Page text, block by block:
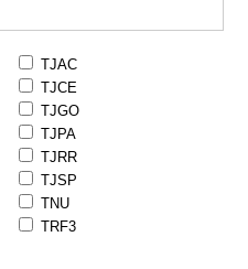
TJAC
TJCE
TJGO
TJPA
TJRR
TJSP
TNU
TRF3